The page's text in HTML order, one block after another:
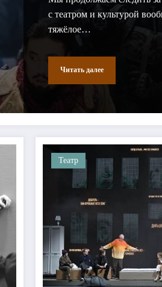
с театром и культурой
тяжёлое…
Читать далее
Театр